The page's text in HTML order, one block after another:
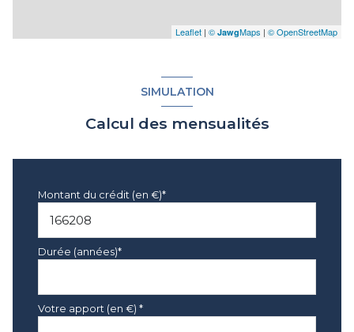
Leaflet | © JawgMaps | © OpenStreetMap
SIMULATION
Calcul des mensualités
Montant du crédit (en €)*
Durée (années)*
Votre apport (en €) *